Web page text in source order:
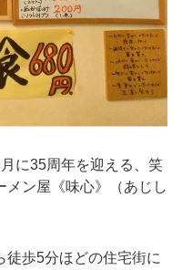
に35周年を迎える、笑
メン屋《味心》（あじし
徒歩5分ほどの住宅街に